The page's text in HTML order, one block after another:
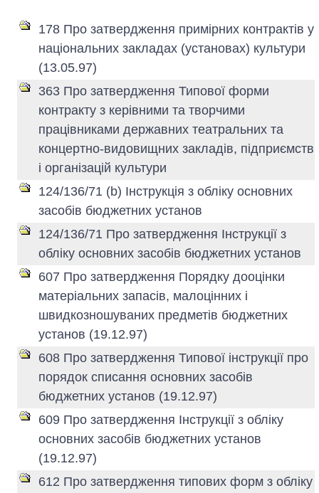
178 Про затвердження примірних контрактів у
національних закладах (установах) культури
(13.05.97)
363 Про затвердження Типової форми
контракту з керівними та творчими
працівниками державних театральних та
концертно-видовищних закладів, підприємств
і організацій культури
124/136/71 (b) Інструкція з обліку основних
засобів бюджетних установ
124/136/71 Про затвердження Інструкції з
обліку основних засобів бюджетних установ
607 Про затвердження Порядку дооцінки
матеріальних запасів, малоцінних і
швидкозношуваних предметів бюджетних
установ (19.12.97)
608 Про затвердження Типової інструкції про
порядок списання основних засобів
бюджетних установ (19.12.97)
609 Про затвердження Інструкції з обліку
основних засобів бюджетних установ
(19.12.97)
612 Про затвердження типових форм з обліку